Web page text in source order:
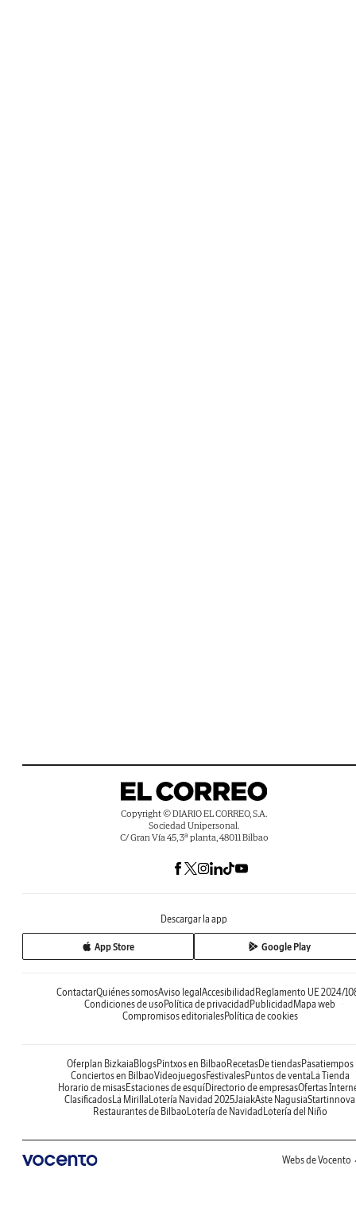
Copyright © DIARIO EL CORREO, S.A.
Sociedad Unipersonal.
C/ Gran Vía 45, 3ª planta, 48011 Bilbao
Descargar la app
App Store Google Play
ContactarQuiénes somosAviso legal Accesibilidad Reglamento UE 2024/
Condiciones de uso Política de privacidad Publicidad Mapa web
Compromisos editorialesPolítica de cookies
Oferplan Bizkaia BlogsPintxos en Bilbao RecetasDe tiendasPasatiempos
Conciertos en BilbaoVideojuegosFestivalesPuntos de venta La Tienda
Horario de misasEstaciones de esquíDirectorio de empresasOfertas
ClasificadosLa Mirilla Lotería Navidad 2025JaiakAste NagusiaStartinnova
Restaurantes de Bilbao Lotería de Navidad Lotería del Niño
Webs de Vocento